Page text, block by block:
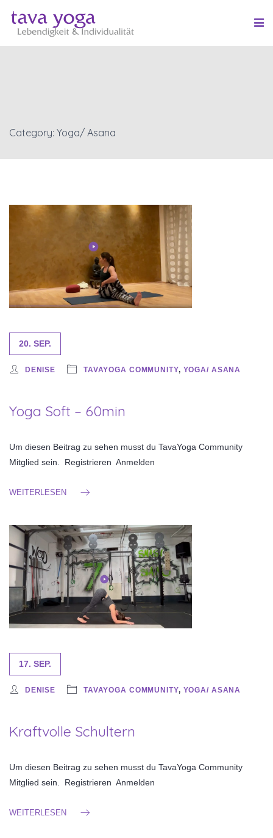
Category: Yoga/ Asana
20. SEP.
DENISE TAVAYOGA COMMUNITY, YOGA/ ASANA
Yoga Soft – 60min
Um diesen Beitrag zu sehen musst du TavaYoga Community
Mitglied sein. Registrieren Anmelden
WEITERLESEN
17. SEP.
DENISE TAVAYOGA COMMUNITY, YOGA/ ASANA
Kraftvolle Schultern
Um diesen Beitrag zu sehen musst du TavaYoga Community
Mitglied sein. Registrieren Anmelden
WEITERLESEN